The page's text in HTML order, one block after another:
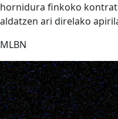
hornidura finkoko
aldatzen ari direlako
MLBN